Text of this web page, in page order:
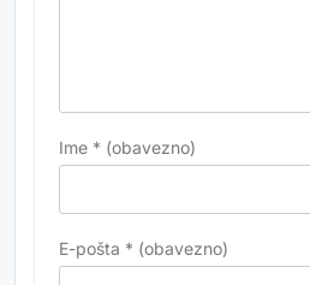
Ime * (obavezno)
E-pošta * (obavezno)